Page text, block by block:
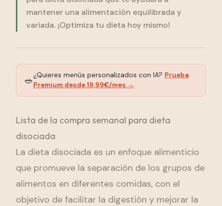
Comenzar Gratis
mantener una alimentación equilibrada y
variada. ¡Optimiza tu dieta hoy mismo!
🥗¿Quieres menús personalizados con IA? Prueba
Premium desde 19,99€/mes →
Lista de la compra semanal para dieta
disociada
La dieta disociada es un enfoque alimenticio
que promueve la separación de los grupos de
alimentos en diferentes comidas, con el
objetivo de facilitar la digestión y mejorar la